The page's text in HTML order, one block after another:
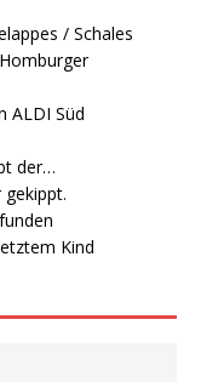
/ Schales
ALDI Süd
der…
Kind